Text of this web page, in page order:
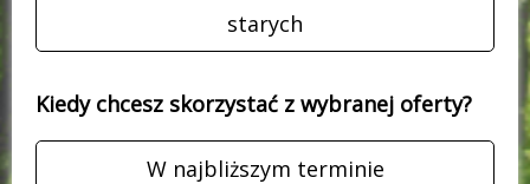
starych
Kiedy chcesz skorzystać z wybranej oferty?
W najbliższym terminie